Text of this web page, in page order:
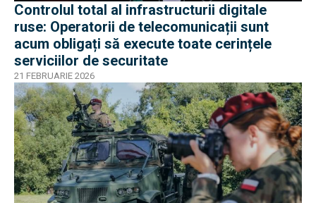
Controlul total al infrastructurii digitale
ruse: Operatorii de telecomunicații sunt
acum obligați să execute toate cerințele
serviciilor de securitate
21 FEBRUARIE 2026